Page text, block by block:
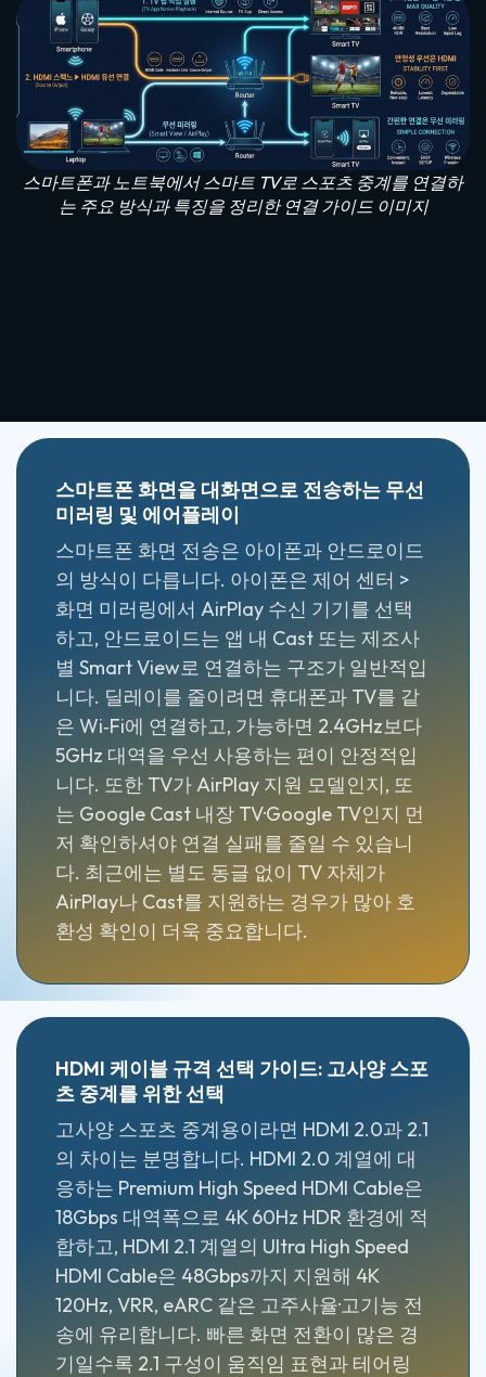
스마트폰과 노트북에서 스마트 TV로 스포츠 중계를 연결하
는 주요 방식과 특징을 정리한 연결 가이드 이미지
스마트폰 화면을 대화면으로 전송하는 무선
미러링 및 에어플레이
스마트폰 화면 전송은 아이폰과 안드로이드
의 방식이 다릅니다. 아이폰은 제어 센터 >
화면 미러링에서 AirPlay 수신 기기를 선택
하고, 안드로이드는 앱 내 Cast 또는 제조사
별 Smart View로 연결하는 구조가 일반적입
니다. 딜레이를 줄이려면 휴대폰과 TV를 같
은 Wi‑Fi에 연결하고, 가능하면 2.4GHz보다
5GHz 대역을 우선 사용하는 편이 안정적입
니다. 또한 TV가 AirPlay 지원 모델인지, 또
는 Google Cast 내장 TV·Google TV인지 먼
저 확인하셔야 연결 실패를 줄일 수 있습니
다. 최근에는 별도 동글 없이 TV 자체가
AirPlay나 Cast를 지원하는 경우가 많아 호
환성 확인이 더욱 중요합니다.
HDMI 케이블 규격 선택 가이드: 고사양 스포
츠 중계를 위한 선택
고사양 스포츠 중계용이라면 HDMI 2.0과 2.1
의 차이는 분명합니다. HDMI 2.0 계열에 대
응하는 Premium High Speed HDMI Cable은
18Gbps 대역폭으로 4K 60Hz HDR 환경에 적
합하고, HDMI 2.1 계열의 Ultra High Speed
HDMI Cable은 48Gbps까지 지원해 4K
120Hz, VRR, eARC 같은 고주사율·고기능 전
송에 유리합니다. 빠른 화면 전환이 많은 경
기일수록 2.1 구성이 움직임 표현과 테어링